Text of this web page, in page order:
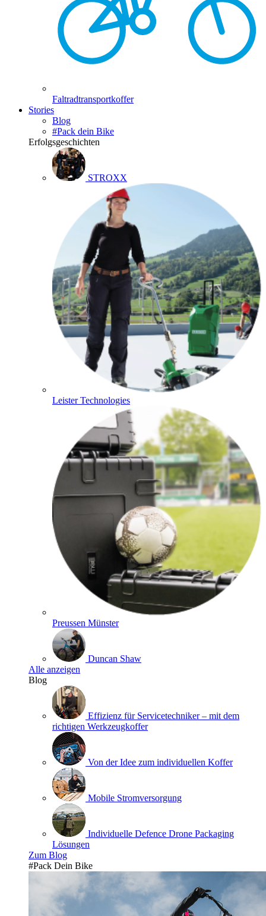
Faltradtransportkoffer
Stories
Blog
#Pack dein Bike
Erfolgsgeschichten
STROXX
Leister Technologies
Preussen Münster
Duncan Shaw
Alle anzeigen
Blog
Effizienz für Servicetechniker – mit dem
richtigen Werkzeugkoffer
Von der Idee zum individuellen Koffer
Mobile Stromversorgung
Individuelle Defence Drone Packaging
Lösungen
Zum Blog
#Pack Dein Bike